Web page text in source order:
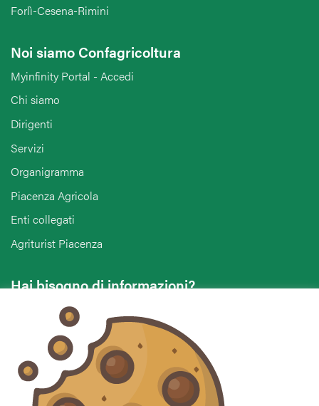
Forlì-Cesena-Rimini
Noi siamo Confagricoltura
Myinfinity Portal - Accedi
Chi siamo
Dirigenti
Servizi
Organigramma
Piacenza Agricola
Enti collegati
Agriturist Piacenza
Hai bisogno di informazioni?
Vuoi contattarci per ricevere assistenza, lasciare un
commento o chiedere informazioni?
CONTATTACI